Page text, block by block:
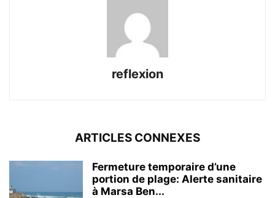
reflexion
ARTICLES CONNEXES
Fermeture temporaire d’une
portion de plage: Alerte sanitaire
à Marsa Ben...